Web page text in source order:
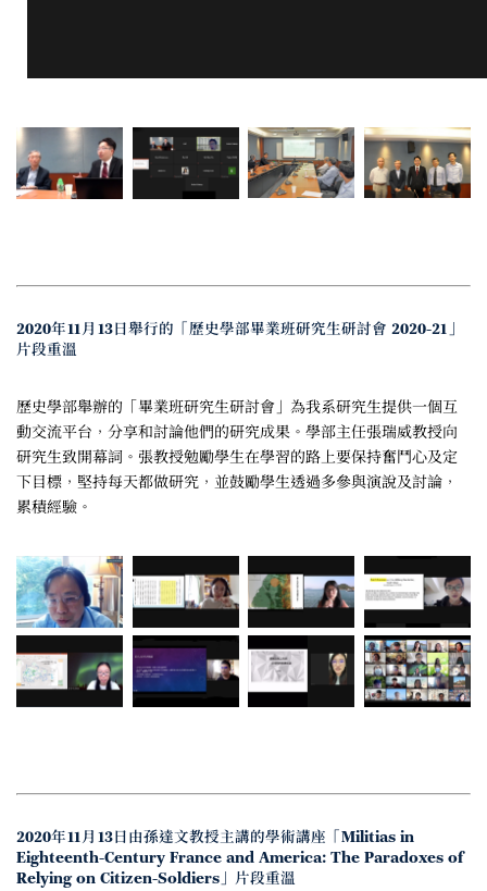
2020年11月13日舉行的「歷史學部畢業班研究生研討會 2020-21」
片段重溫
歷史學部舉辦的「畢業班研究生研討會」為我系研究生提供一個互
動交流平台，分享和討論他們的研究成果。學部主任張瑞威教授向
研究生致開幕詞。張教授勉勵學生在學習的路上要保持奮鬥心及定
下目標，堅持每天都做研究，並鼓勵學生透過多參與演說及討論，
累積經驗。
2020年11月13日由孫達文教授主講的學術講座「Militias in
Eighteenth-Century France and America: The Paradoxes of
Relying on Citizen-Soldiers」片段重溫